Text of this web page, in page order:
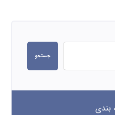
جستجو
بندی